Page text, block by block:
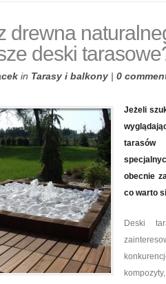
drewna
deski
in Tarasy i balkony | 0
Jeżeli
obecnie
co warto
Deski